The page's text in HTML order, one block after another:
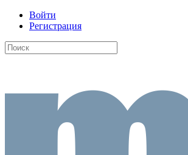
Войти
Регистрация